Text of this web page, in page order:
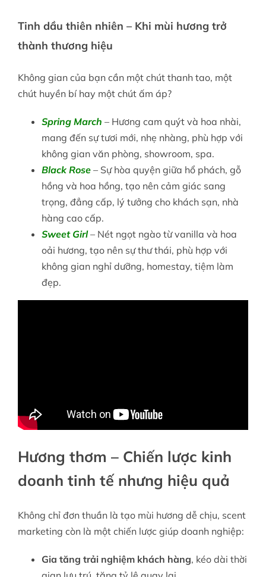
Tinh dầu thiên nhiên – Khi mùi hương trở
thành thương hiệu
Không gian của bạn cần một chút thanh tao, một
chút huyền bí hay một chút ấm áp?
Spring March – Hương cam quýt và hoa nhài,
mang đến sự tươi mới, nhẹ nhàng, phù hợp với
không gian văn phòng, showroom, spa.
Black Rose– Sự hòa quyện giữa hổ phách, gỗ
hồng và hoa hồng, tạo nên cảm giác sang
trọng, đẳng cấp, lý tưởng cho khách sạn, nhà
hàng cao cấp.
Sweet Girl– Nét ngọt ngào từ vanilla và hoa
oải hương, tạo nên sự thư thái, phù hợp với
không gian nghỉ dưỡng, homestay, tiệm làm
đẹp.
Hương thơm – Chiến lược kinh
doanh tinh tế nhưng hiệu quả
Không chỉ đơn thuần là tạo mùi hương dễ chịu, scent
marketing còn là một chiến lược giúp doanh nghiệp:
Gia tăng trải nghiệm khách hàng, kéo dài thời